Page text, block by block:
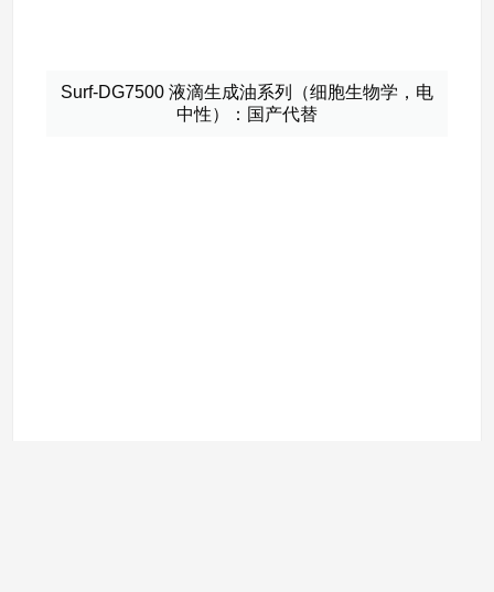
Surf-DG7500 液滴生成油系列（细胞生物学，电
中性）：国产代替